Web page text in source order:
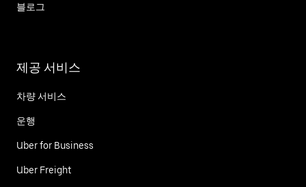
블로그
제공 서비스
차량 서비스
운행
Uber for Business
Uber Freight